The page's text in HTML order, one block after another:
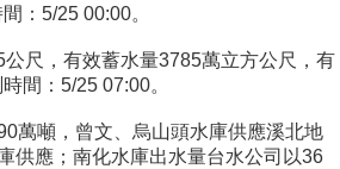
：5/25 00:00。
尺，有效蓄水量3785萬立方公尺，有
間：5/25 07:00。
萬噸，曾文、烏山頭水庫供應溪北地
供應；南化水庫出水量台水公司以36